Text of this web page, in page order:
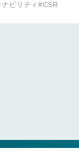
ビリティ #CSR